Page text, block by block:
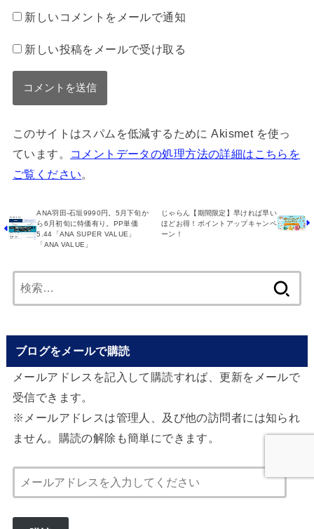
新しいコメントをメールで通知
新しい投稿をメールで受け取る
このサイトはスパムを低減するために Akismet を使っ
ています。
コメントデータの処理方法の詳細はこちらを
ご覧ください。
ANA羽田-石垣9990円。5月下旬か
ら6月初旬に特価有り。PP単価
5.44「ANA SUPER VALUE」
「ANA VALUE」
じゃらん【期間限定】早ければ早い
ほどお得！ポイントアップキャンペ
ーン！
索:
ブログをメールで購読
メールアドレスを記入して購読すれば、更新をメールで
受信できます。
※メールアドレスは管理人、及び他の訪問者には知られ
ません。購読の解除も簡単にできます。
ー
ル